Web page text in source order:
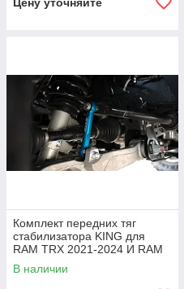
Комплект передних тяг
стабилизатора KING для
RAM TRX 2021-2024 И RAM
RHO 2025-2026
В наличии